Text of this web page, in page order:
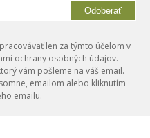
Odoberať
len za týmto účelom v
ochrany osobných údajov.
vám pošleme na váš email.
emailom alebo kliknutím
emailu.